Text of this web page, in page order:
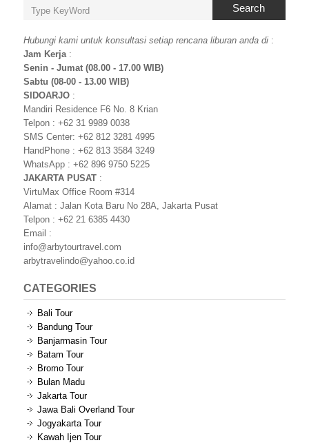
Search
Hubungi kami untuk konsultasi setiap rencana liburan anda di :
Jam Kerja:
Senin - Jumat (08.00 - 17.00 WIB)
Sabtu (08-00 - 13.00 WIB)
SIDOARJO :
Mandiri Residence F6 No. 8 Krian
Telpon : +62 31 9989 0038
SMS Center: +62 812 3281 4995
HandPhone : +62 813 3584 3249
WhatsApp : +62 896 9750 5225
JAKARTA PUSAT :
VirtuMax Office Room #314
Alamat : Jalan Kota Baru No 28A, Jakarta Pusat
Telpon : +62 21 6385 4430
Email :
info@arbytourtravel.com
arbytravelindo@yahoo.co.id
CATEGORIES
Bali Tour
Bandung Tour
Banjarmasin Tour
Batam Tour
Bromo Tour
Bulan Madu
Jakarta Tour
Jawa Bali Overland Tour
Jogyakarta Tour
Kawah Ijen Tour